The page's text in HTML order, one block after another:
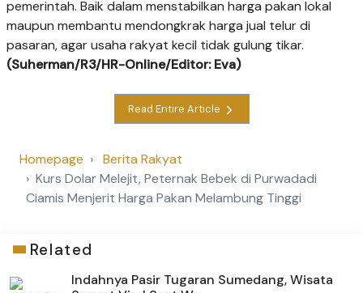
pemerintah. Baik dalam menstabilkan harga pakan lokal
maupun membantu mendongkrak harga jual telur di
pasaran, agar usaha rakyat kecil tidak gulung tikar.
(Suherman/R3/HR-Online/Editor: Eva)
Read Entire Article
Homepage
Berita Rakyat
Kurs Dolar Melejit, Peternak Bebek di Purwadadi
Ciamis Menjerit Harga Pakan Melambung Tinggi
Related
Indahnya Pasir Tugaran Sumedang, Wisata